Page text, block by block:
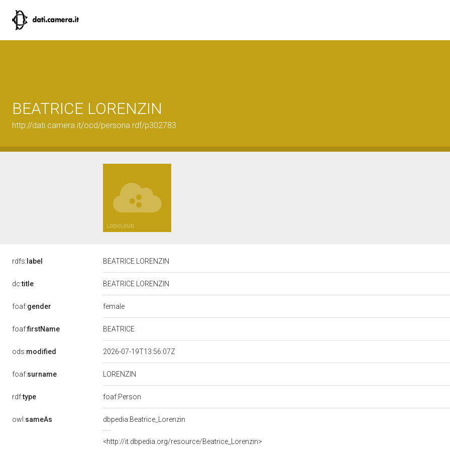
BEATRICE LORENZIN
http://dati.camera.it/ocd/persona.rdf/p302783
rdfs: label BEATRICE LORENZIN
dc:title BEATRICE LORENZIN
foaf:gender female
foaf:firstName BEATRICE
ods:modified 2026-07-19T13:56:07Z
foaf:surname LORENZIN
rdf:type foaf:Person
owl:sameAs dbpedia:Beatrice_Lorenzin
<http://it.dbpedia.org/resource/Beatrice_Lorenzin>